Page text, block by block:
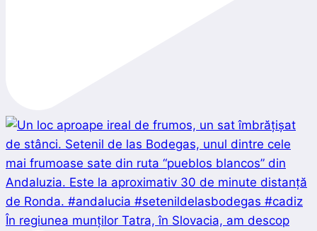
În regiunea munților Tatra, în Slovacia, am descop